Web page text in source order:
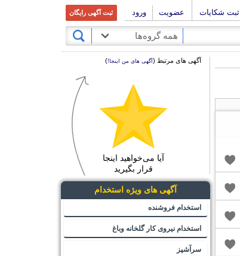
ثبت شکایات عضویت ورود ثبت آگهی رایگان
همه گروه‌ها
آگهی های مرتبط (آگهی های من اینجا!)
آیا می‌خواهید اینجا
قرار بگیرید
آگهی های ویژه استخدام
استخدام فروشنده
استخدام نیروی کار گلخانه وباغ
سرآشپز